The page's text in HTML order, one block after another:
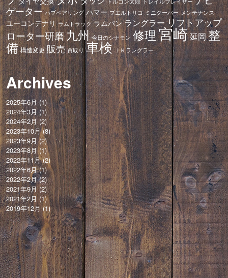
ゲーター ハブベアリング ハマー プエルトリコ ミニクーパー メンテナンス
ユーコンデナリ ラムトラック ラムバン ラングラー リフトアップ
ローター研磨九州 今日のシナモン 修理宮崎延岡整
備 構造変更 販売 買取り 車検 ＪＫラングラー
Archives
2025年6月(1)
2024年3月(1)
2024年2月(2)
2023年10月(8)
2023年9月(2)
2023年8月(1)
2022年11月(2)
2022年6月(1)
2022年2月(2)
2021年9月(2)
2021年2月 (1)
2019年12月(1)